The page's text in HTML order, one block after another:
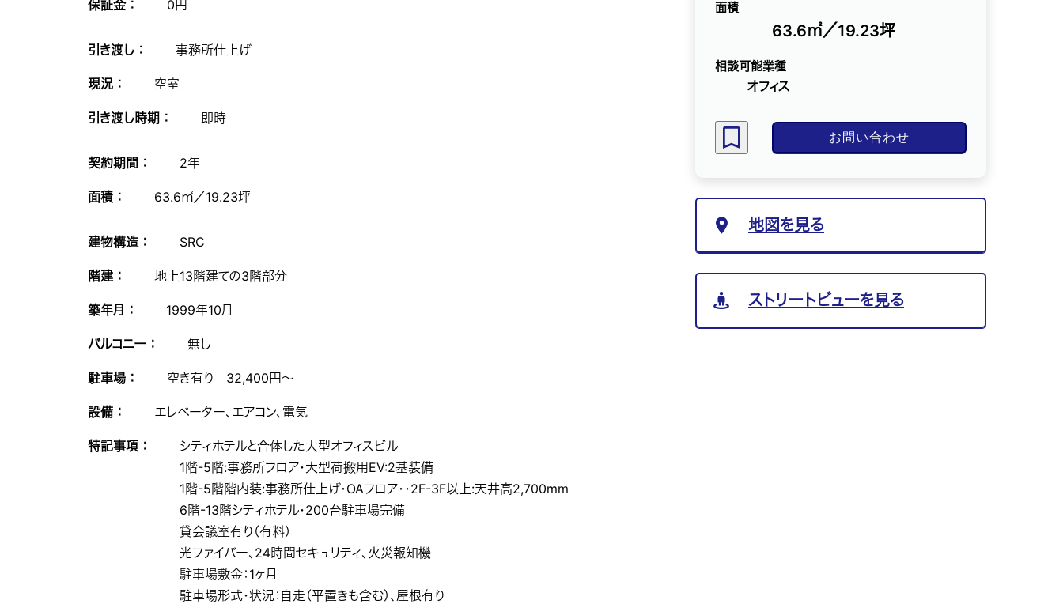
面積
63.6㎡／19.23坪
相談可能業種
オフィス
お問い合わせ
地図を見る
ストリートビューを見る
保証金 ： 0円
引き渡し ： 事務所仕上げ
現況 ： 空室
引き渡し時期 ： 即時
契約期間 ： 2年
面積 ： 63.6㎡／19.23坪
建物構造 ： SRC
階建 ： 地上13階建ての3階部分
築年月 ： 1999年10月
バルコニー ： 無し
駐車場 ： 空き有り 32,400円～
設備 ： エレベーター、エアコン、電気
特記事項 ：
シティホテルと合体した大型オフィスビル
1階-5階:事務所フロア・大型荷搬用EV:2基装備
1階-5階階内装:事務所仕上げ・OAフロア・・2F-3F以上:天井高2,700mm
6階-13階シティホテル・200台駐車場完備
貸会議室有り（有料）
光ファイバー、24時間セキュリティ、火災報知機
駐車場敷金：1ヶ月
駐車場形式・状況：自走（平置きも含む）、屋根有り